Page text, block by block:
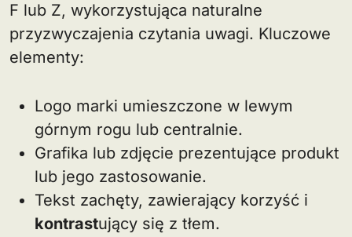
F lub Z, wykorzystująca naturalne
przyzwyczajenia czytania uwagi. Kluczowe
elementy:
Logo marki umieszczone w lewym
górnym rogu lub centralnie.
Grafika lub zdjęcie prezentujące produkt
lub jego zastosowanie.
Tekst zachęty, zawierający korzyść i
kontrastujący się z tłem.